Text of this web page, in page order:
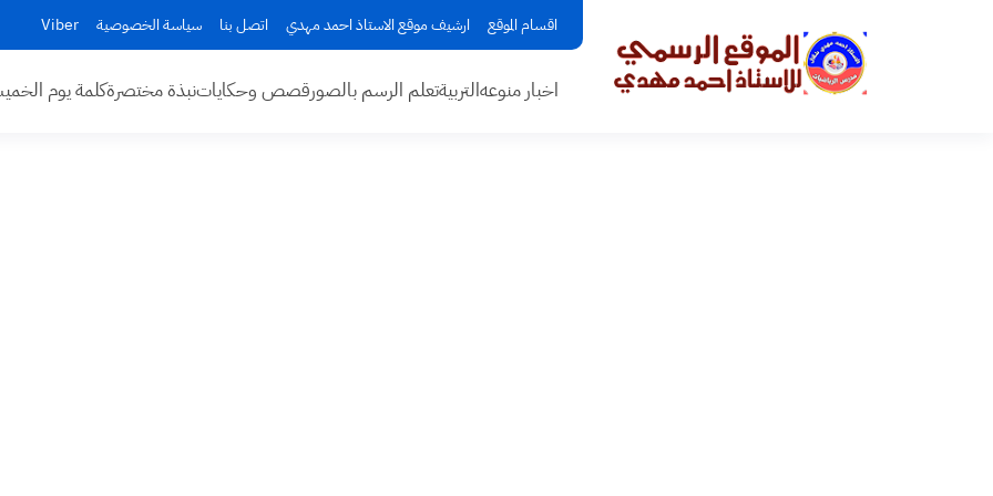
اقسام الموقع ارشيف موقع الاستاذ احمد مهدي اتصل بنا سياسة الخصوصية Viber
اخبار منوعهالتربيةتعلم الرسم بالصورقصص وحكاياتنبذة مختصرةكلمة يوم